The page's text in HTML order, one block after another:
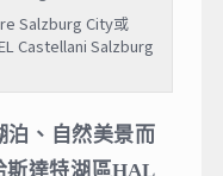
Salzburg City或
Castellani Salzburg
泊、自然美景而
斯達特湖區HAL